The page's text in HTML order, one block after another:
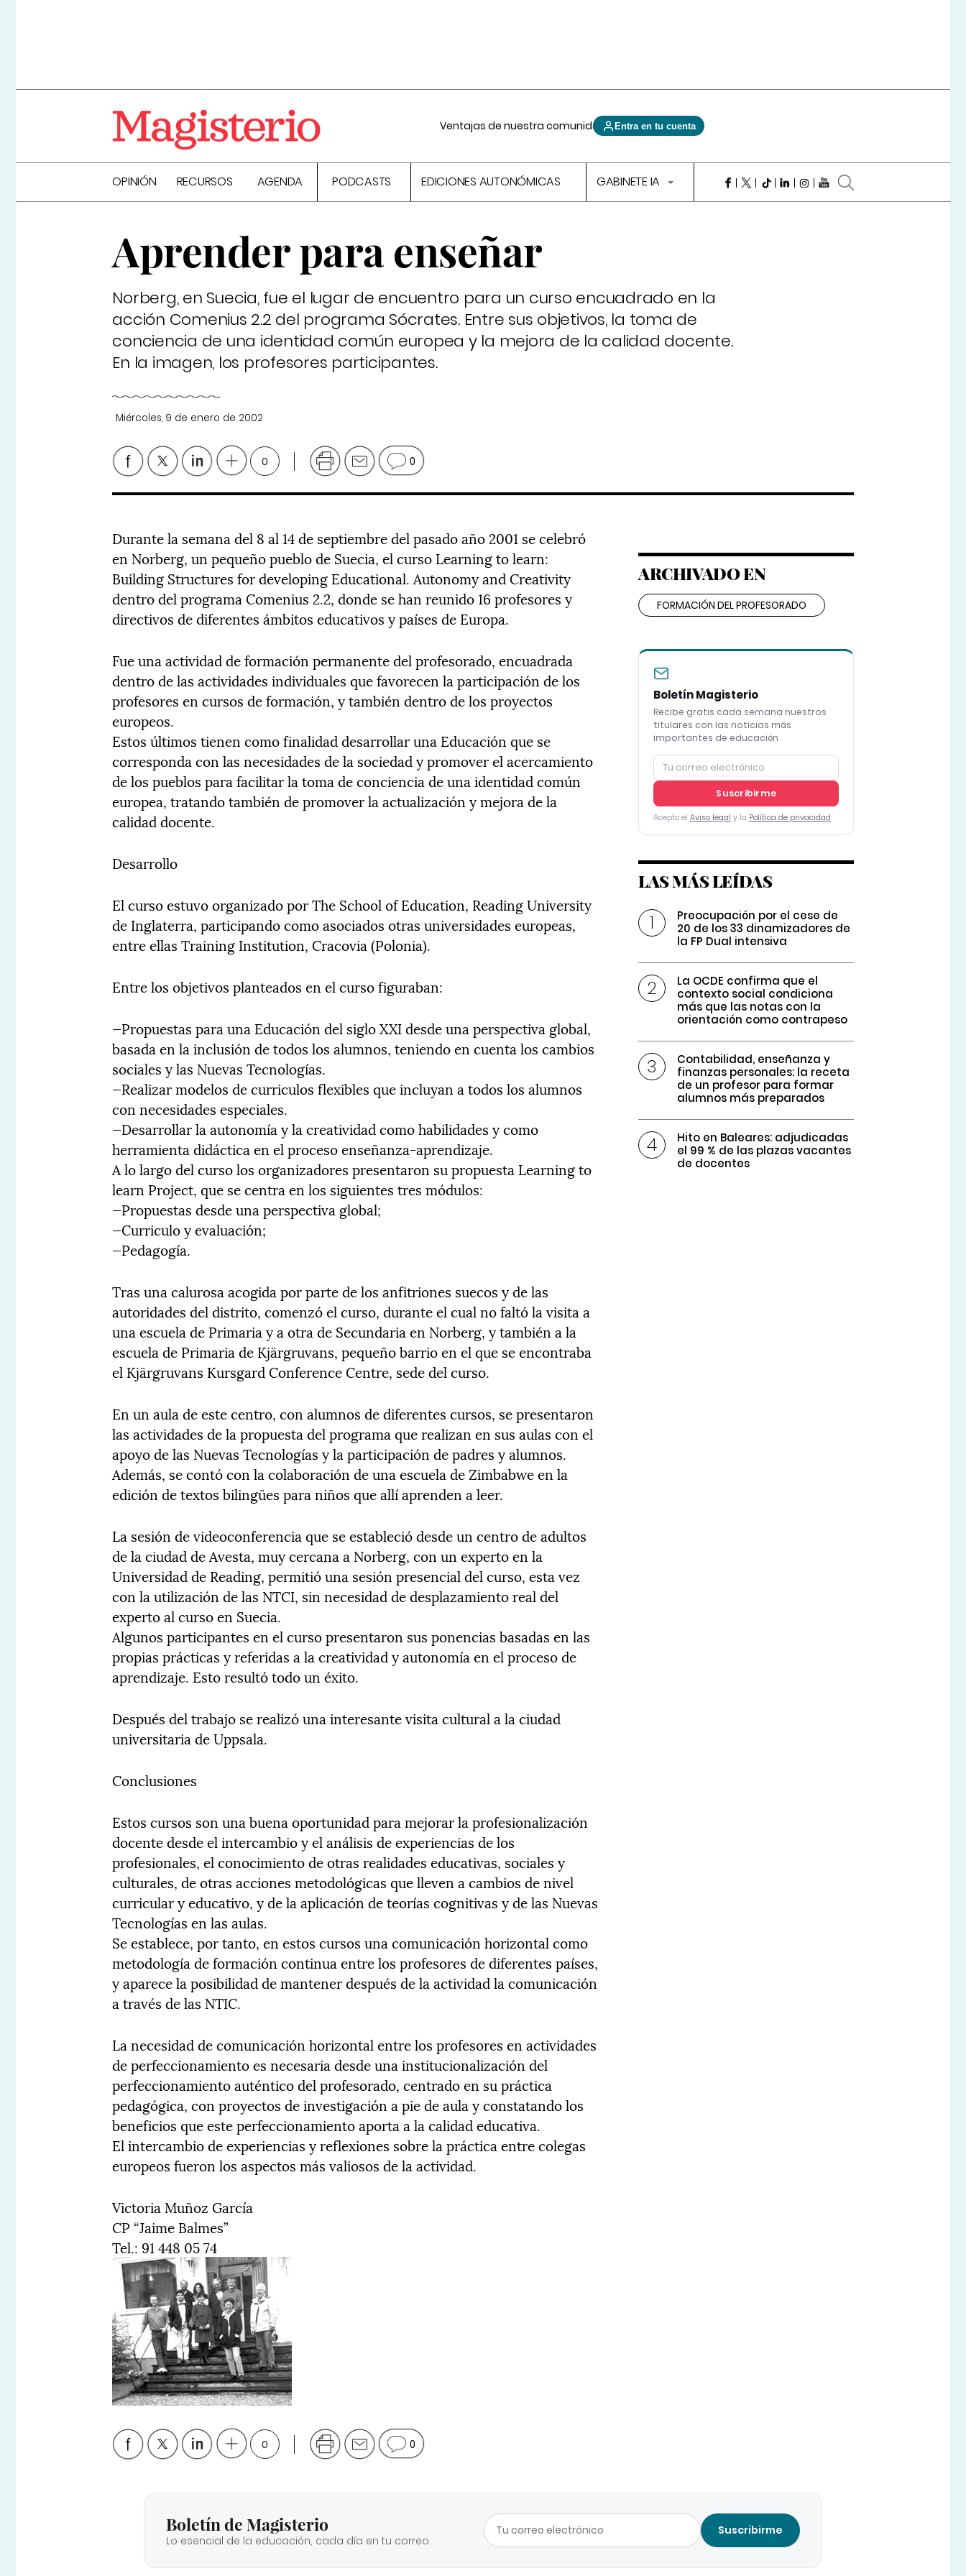
Ventajas de nuestra comunidad Entra en tu cuenta
OPINIÓN RECURSOS AGENDA PODCASTS EDICIONES AUTONÓMICAS GABINETE IA
Aprender para enseñar
Norberg, en Suecia, fue el lugar de encuentro para un curso encuadrado en la
acción Comenius 2.2 del programa Sócrates. Entre sus objetivos, la toma de
conciencia de una identidad común europea y la mejora de la calidad docente.
En la imagen, los profesores participantes.
Miércoles, 9 de enero de 2002
0 0
Durante la semana del 8 al 14 de septiembre del pasado año 2001 se celebró
en Norberg, un pequeño pueblo de Suecia, el curso Learning to learn:
Building Structures for developing Educational. Autonomy and Creativity
dentro del programa Comenius 2.2, donde se han reunido 16 profesores y
directivos de diferentes ámbitos educativos y países de Europa.
Fue una actividad de formación permanente del profesorado, encuadrada
dentro de las actividades individuales que favorecen la participación de los
profesores en cursos de formación, y también dentro de los proyectos
europeos.
Estos últimos tienen como finalidad desarrollar una Educación que se
corresponda con las necesidades de la sociedad y promover el acercamiento
de los pueblos para facilitar la toma de conciencia de una identidad común
europea, tratando también de promover la actualización y mejora de la
calidad docente.
Desarrollo
El curso estuvo organizado por The School of Education, Reading University
de Inglaterra, participando como asociados otras universidades europeas,
entre ellas Training Institution, Cracovia (Polonia).
Entre los objetivos planteados en el curso figuraban:
—Propuestas para una Educación del siglo XXI desde una perspectiva global,
basada en la inclusión de todos los alumnos, teniendo en cuenta los cambios
sociales y las Nuevas Tecnologías.
—Realizar modelos de curriculos flexibles que incluyan a todos los alumnos
con necesidades especiales.
—Desarrollar la autonomía y la creatividad como habilidades y como
herramienta didáctica en el proceso enseñanza-aprendizaje.
A lo largo del curso los organizadores presentaron su propuesta Learning to
learn Project, que se centra en los siguientes tres módulos:
—Propuestas desde una perspectiva global;
—Curriculo y evaluación;
—Pedagogía.
Tras una calurosa acogida por parte de los anfitriones suecos y de las
autoridades del distrito, comenzó el curso, durante el cual no faltó la visita a
una escuela de Primaria y a otra de Secundaria en Norberg, y también a la
escuela de Primaria de Kjärgruvans, pequeño barrio en el que se encontraba
el Kjärgruvans Kursgard Conference Centre, sede del curso.
En un aula de este centro, con alumnos de diferentes cursos, se presentaron
las actividades de la propuesta del programa que realizan en sus aulas con el
apoyo de las Nuevas Tecnologías y la participación de padres y alumnos.
Además, se contó con la colaboración de una escuela de Zimbabwe en la
edición de textos bilingües para niños que allí aprenden a leer.
La sesión de videoconferencia que se estableció desde un centro de adultos
de la ciudad de Avesta, muy cercana a Norberg, con un experto en la
Universidad de Reading, permitió una sesión presencial del curso, esta vez
con la utilización de las NTCI, sin necesidad de desplazamiento real del
experto al curso en Suecia.
Algunos participantes en el curso presentaron sus ponencias basadas en las
propias prácticas y referidas a la creatividad y autonomía en el proceso de
aprendizaje. Esto resultó todo un éxito.
Después del trabajo se realizó una interesante visita cultural a la ciudad
universitaria de Uppsala.
Conclusiones
Estos cursos son una buena oportunidad para mejorar la profesionalización
docente desde el intercambio y el análisis de experiencias de los
profesionales, el conocimiento de otras realidades educativas, sociales y
culturales, de otras acciones metodológicas que lleven a cambios de nivel
curricular y educativo, y de la aplicación de teorías cognitivas y de las Nuevas
Tecnologías en las aulas.
Se establece, por tanto, en estos cursos una comunicación horizontal como
metodología de formación continua entre los profesores de diferentes países,
y aparece la posibilidad de mantener después de la actividad la comunicación
a través de las NTIC.
La necesidad de comunicación horizontal entre los profesores en actividades
de perfeccionamiento es necesaria desde una institucionalización del
perfeccionamiento auténtico del profesorado, centrado en su práctica
pedagógica, con proyectos de investigación a pie de aula y constatando los
beneficios que este perfeccionamiento aporta a la calidad educativa.
El intercambio de experiencias y reflexiones sobre la práctica entre colegas
europeos fueron los aspectos más valiosos de la actividad.
Victoria Muñoz García
CP “Jaime Balmes”
Tel.: 91 448 05 74
0 0
ARCHIVADO EN
FORMACIÓN DEL PROFESORADO
Boletín Magisterio
Recibe gratis cada semana nuestros
titulares con las noticias más
importantes de educación
Suscribirme
Acepto el Aviso legal y la Política de privacidad
LAS MÁS LEÍDAS
Preocupación por el cese de
20 de los 33 dinamizadores de
la FP Dual intensiva
La OCDE confirma que el
contexto social condiciona
más que las notas con la
orientación como contrapeso
Contabilidad, enseñanza y
finanzas personales: la receta
de un profesor para formar
alumnos más preparados
Hito en Baleares: adjudicadas
el 99 % de las plazas vacantes
de docentes
Boletín de Magisterio
Lo esencial de la educación, cada día en tu correo.
Suscribirme